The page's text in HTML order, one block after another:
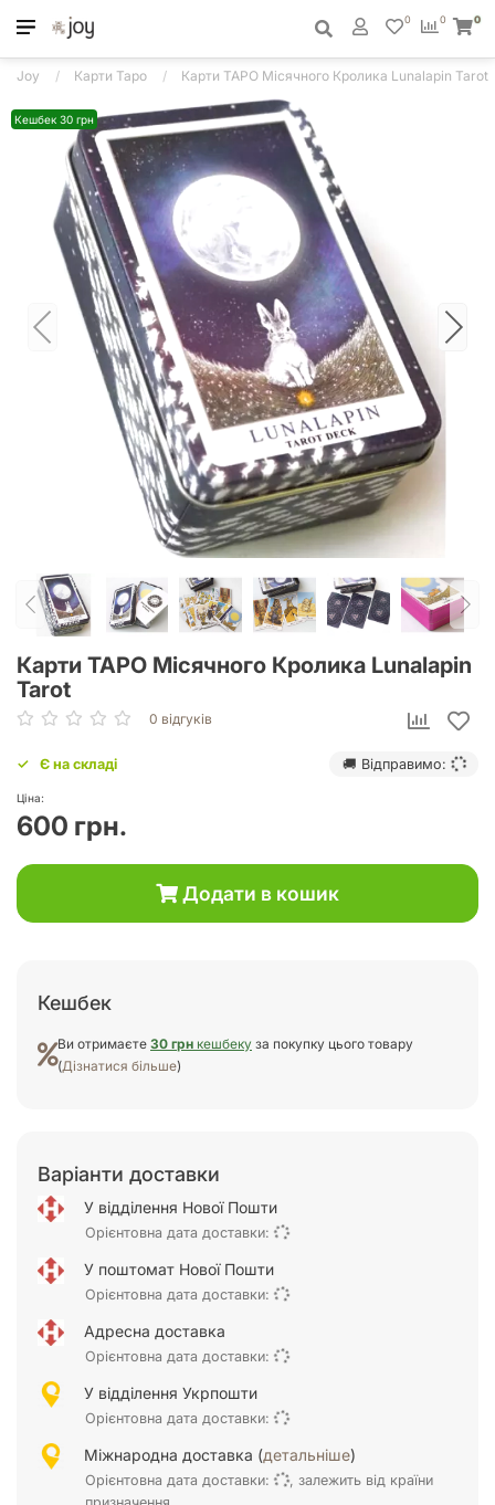
0
0 0
Joy Карти Таро Карти ТАРО Місячного Кролика Lunalapin Tarot
Кешбек 30 грн
Карти ТАРО Місячного Кролика Lunalapin
Tarot
0 відгуків
Є на складі 🚚 Відправимо:
Ціна:
600 грн.
Додати в кошик
Кешбек
Ви отримаєте 30 грн кешбеку за покупку цього товару
(Дізнатися більше)
Варіанти доставки
У відділення Нової Пошти
Орієнтовна дата доставки:
У поштомат Нової Пошти
Орієнтовна дата доставки:
Адресна доставка
Орієнтовна дата доставки:
У відділення Укрпошти
Орієнтовна дата доставки:
Міжнародна доставка (детальніше)
Орієнтовна дата доставки:
, залежить від країни